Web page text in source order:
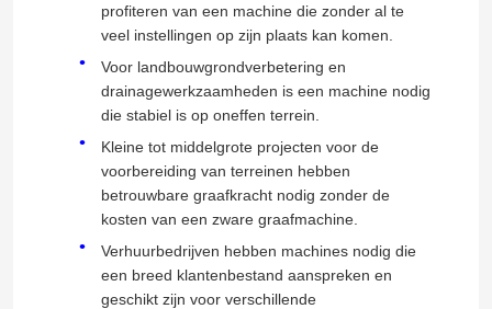
Laat een bericht achter
We bellen je snel terug!
profiteren van een machine die zonder al te
veel instellingen op zijn plaats kan komen.
Voor landbouwgrondverbetering en
drainagewerkzaamheden is een machine nodig
die stabiel is op oneffen terrein.
Kleine tot middelgrote projecten voor de
voorbereiding van terreinen hebben
betrouwbare graafkracht nodig zonder de
kosten van een zware graafmachine.
Verhuurbedrijven hebben machines nodig die
een breed klantenbestand aanspreken en
geschikt zijn voor verschillende